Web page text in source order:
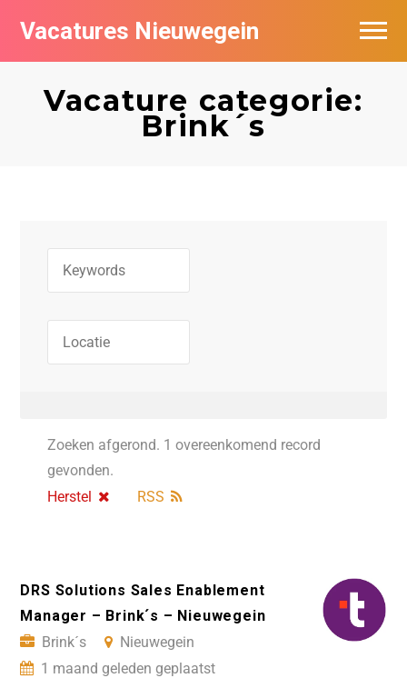
Vacatures Nieuwegein
Vacature categorie:
Brink´s
Zoeken afgerond. 1 overeenkomend record
gevonden.
Herstel
RSS
DRS Solutions Sales Enablement
Manager – Brink´s – Nieuwegein
Brink´s
Nieuwegein
1 maand geleden geplaatst
Vacatures per bedrijf in Nieuwegein